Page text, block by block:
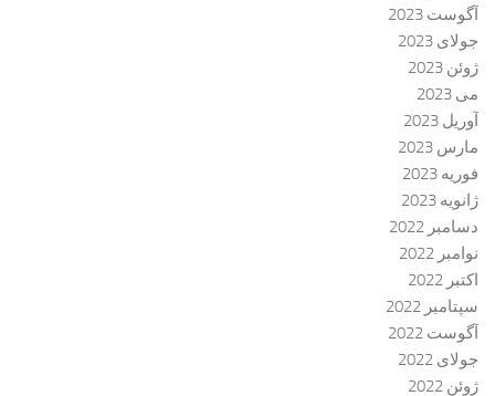
آگوست 2023
جولای 2023
ژوئن 2023
می 2023
آوریل 2023
مارس 2023
فوریه 2023
ژانویه 2023
دسامبر 2022
نوامبر 2022
اکتبر 2022
سپتامبر 2022
آگوست 2022
جولای 2022
ژوئن 2022